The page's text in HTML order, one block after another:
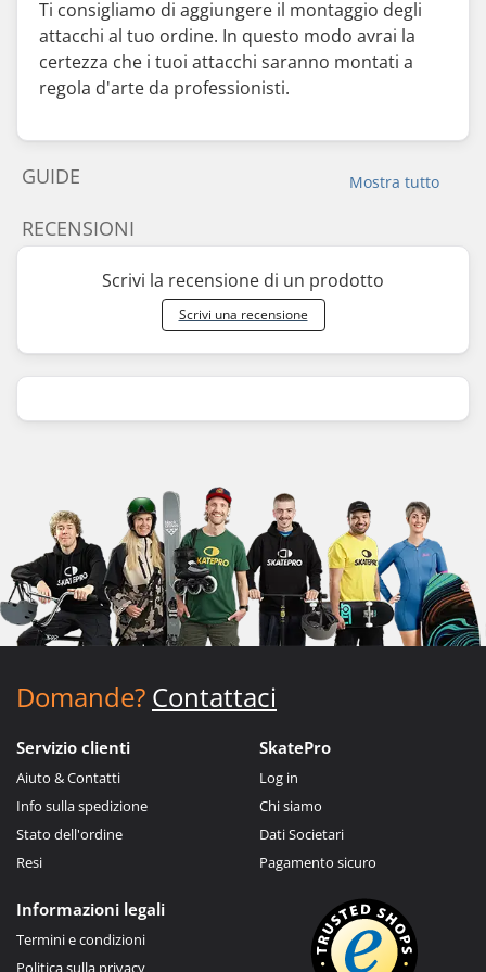
Ti consigliamo di aggiungere il montaggio degli
attacchi al tuo ordine. In questo modo avrai la
certezza che i tuoi attacchi saranno montati a
regola d'arte da professionisti.
Mostra tutto
GUIDE
RECENSIONI
Scrivi la recensione di un prodotto
Scrivi una recensione
Domande? Contattaci
Servizio clienti
Aiuto & Contatti
Info sulla spedizione
Stato dell'ordine
Resi
SkatePro
Log in
Chi siamo
Dati Societari
Pagamento sicuro
Informazioni legali
Termini e condizioni
Politica sulla privacy